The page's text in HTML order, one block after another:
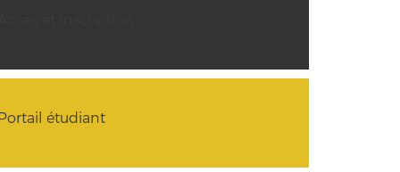
étudiant